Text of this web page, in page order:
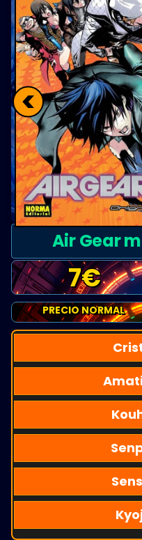
<
Air Gear
7€
PRECIO NORMAL